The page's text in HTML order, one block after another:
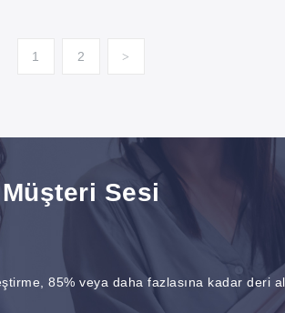
1 2 >
Müşteri Sesi
85% veya daha fazlasına kadar deri